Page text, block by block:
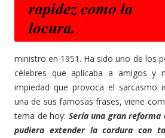
ministro en 1951. Ha sido uno de los
célebres que aplicaba a amigos y
impiedad que provoca el sarcasmo
una de sus famosas frases, viene
tema de hoy: Sería una gran
pudiera extender la cordura con